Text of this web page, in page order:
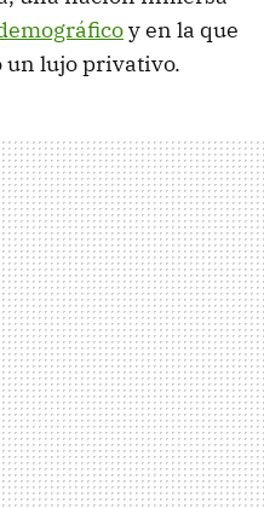
y en la que
un lujo privativo.